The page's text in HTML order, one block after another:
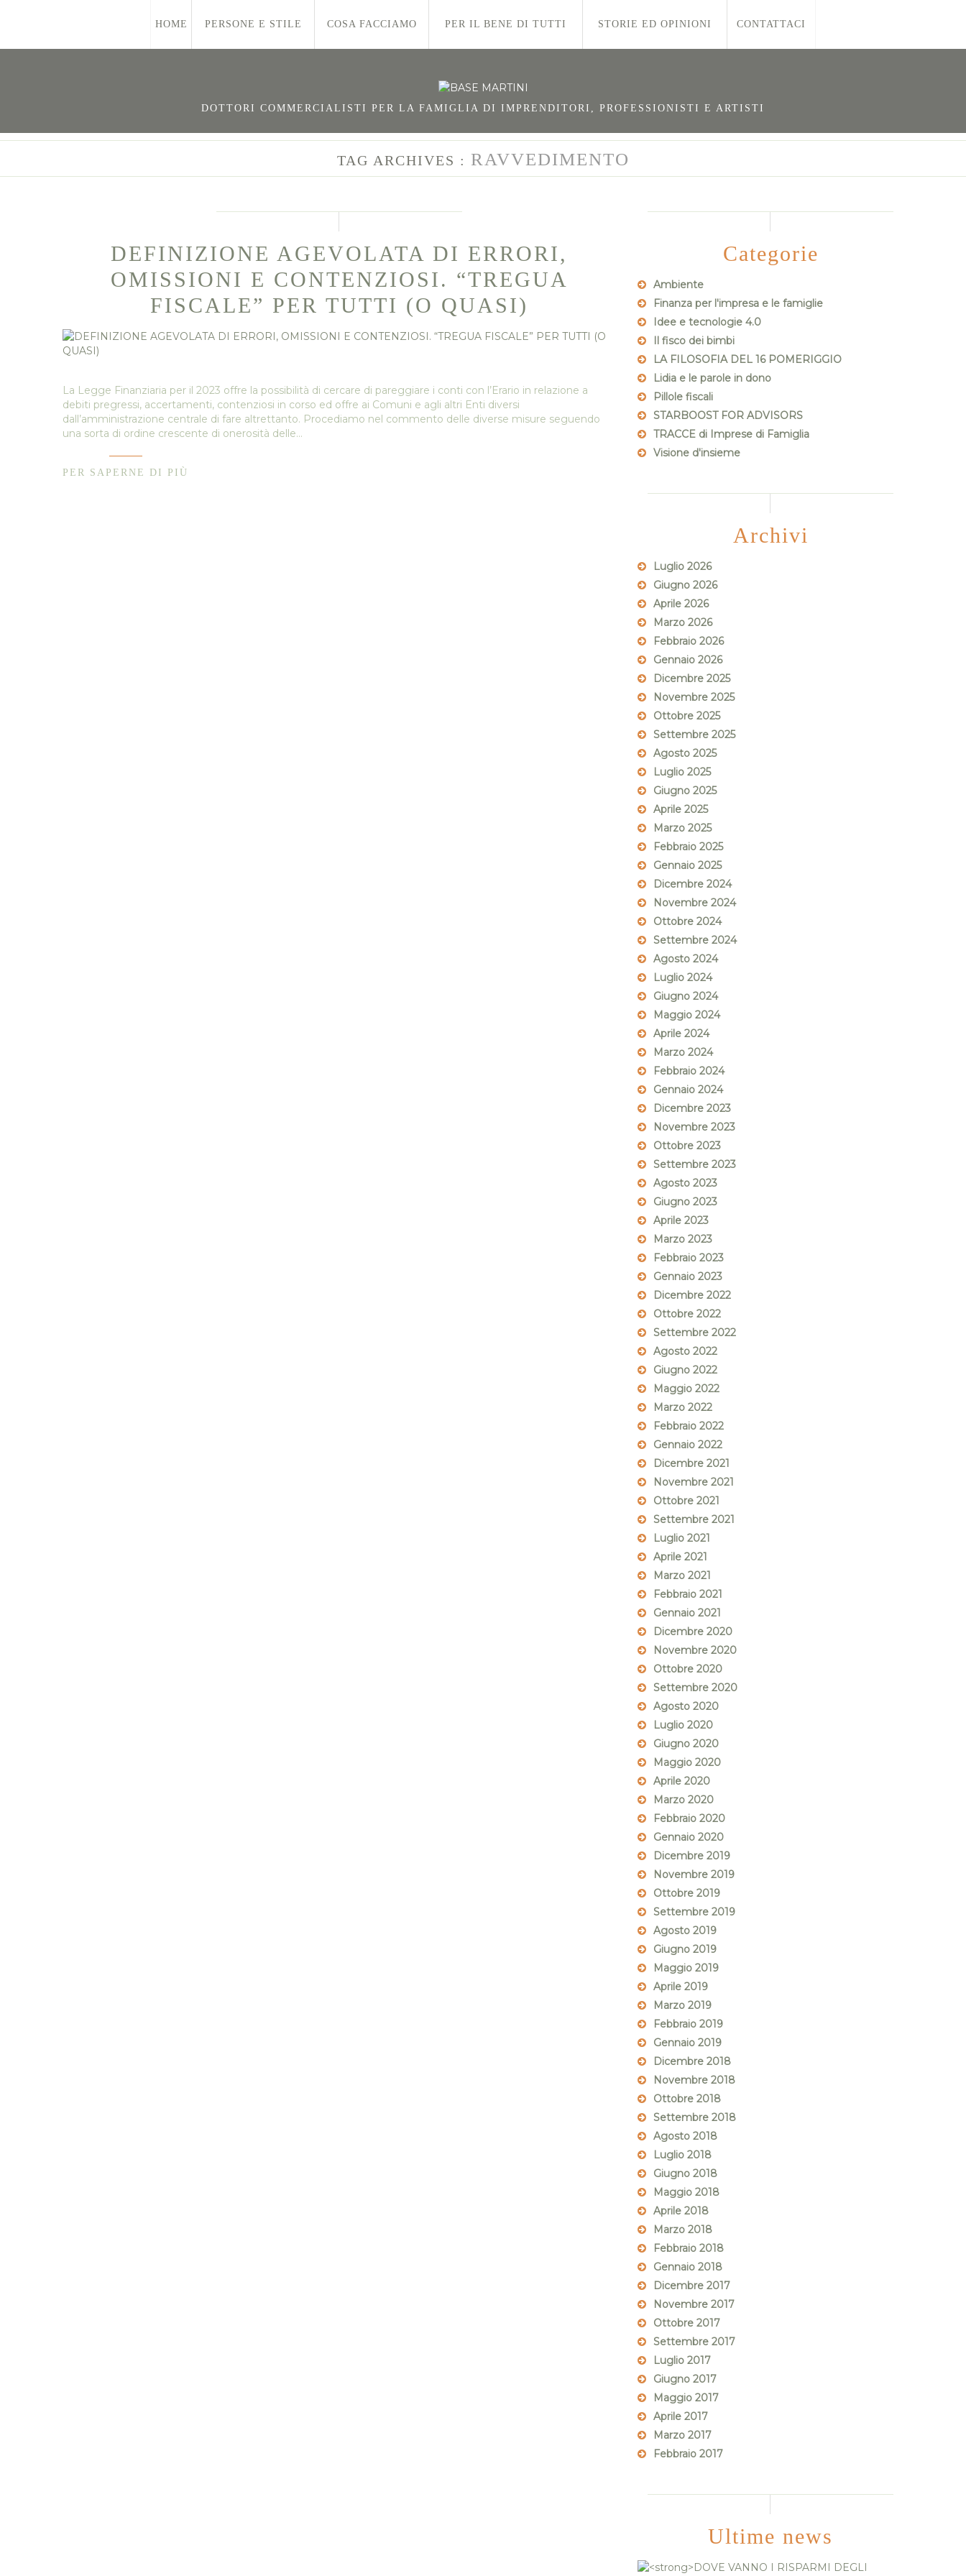
HOME PERSONE E STILE COSA FACCIAMO PER IL BENE DI TUTTI STORIE ED OPINIONI CONTATTACI
DOTTORI COMMERCIALISTI PER LA FAMIGLIA DI IMPRENDITORI, PROFESSIONISTI E ARTISTI
TAG ARCHIVES : RAVVEDIMENTO
DEFINIZIONE AGEVOLATA DI ERRORI,
OMISSIONI E CONTENZIOSI. “TREGUA
FISCALE” PER TUTTI (O QUASI)
La Legge Finanziaria per il 2023 offre la possibilità di cercare di pareggiare i conti con l’Erario in relazione a
debiti pregressi, accertamenti, contenziosi in corso ed offre ai Comuni e agli altri Enti diversi
dall’amministrazione centrale di fare altrettanto. Procediamo nel commento delle diverse misure seguendo
una sorta di ordine crescente di onerosità delle…
PER SAPERNE DI PIÙ
Categorie
Ambiente
Finanza per l'impresa e le famiglie
Idee e tecnologie 4.0
Il fisco dei bimbi
LA FILOSOFIA DEL 16 POMERIGGIO
Lidia e le parole in dono
Pillole fiscali
STARBOOST FOR ADVISORS
TRACCE di Imprese di Famiglia
Visione d'insieme
Archivi
Luglio 2026
Giugno 2026
Aprile 2026
Marzo 2026
Febbraio 2026
Gennaio 2026
Dicembre 2025
Novembre 2025
Ottobre 2025
Settembre 2025
Agosto 2025
Luglio 2025
Giugno 2025
Aprile 2025
Marzo 2025
Febbraio 2025
Gennaio 2025
Dicembre 2024
Novembre 2024
Ottobre 2024
Settembre 2024
Agosto 2024
Luglio 2024
Giugno 2024
Maggio 2024
Aprile 2024
Marzo 2024
Febbraio 2024
Gennaio 2024
Dicembre 2023
Novembre 2023
Ottobre 2023
Settembre 2023
Agosto 2023
Giugno 2023
Aprile 2023
Marzo 2023
Febbraio 2023
Gennaio 2023
Dicembre 2022
Ottobre 2022
Settembre 2022
Agosto 2022
Giugno 2022
Maggio 2022
Marzo 2022
Febbraio 2022
Gennaio 2022
Dicembre 2021
Novembre 2021
Ottobre 2021
Settembre 2021
Luglio 2021
Aprile 2021
Marzo 2021
Febbraio 2021
Gennaio 2021
Dicembre 2020
Novembre 2020
Ottobre 2020
Settembre 2020
Agosto 2020
Luglio 2020
Giugno 2020
Maggio 2020
Aprile 2020
Marzo 2020
Febbraio 2020
Gennaio 2020
Dicembre 2019
Novembre 2019
Ottobre 2019
Settembre 2019
Agosto 2019
Giugno 2019
Maggio 2019
Aprile 2019
Marzo 2019
Febbraio 2019
Gennaio 2019
Dicembre 2018
Novembre 2018
Ottobre 2018
Settembre 2018
Agosto 2018
Luglio 2018
Giugno 2018
Maggio 2018
Aprile 2018
Marzo 2018
Febbraio 2018
Gennaio 2018
Dicembre 2017
Novembre 2017
Ottobre 2017
Settembre 2017
Luglio 2017
Giugno 2017
Maggio 2017
Aprile 2017
Marzo 2017
Febbraio 2017
Ultime news